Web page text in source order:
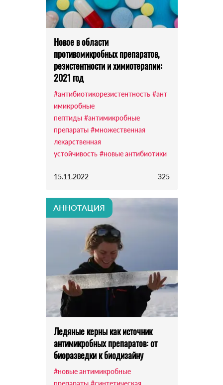
Новое в области
противомикробных препаратов,
резистентности и химиотерапии:
2021 год
#антибиотикорезистентность #ант
имикробные
пептиды #антимикробные
препараты #множественная
лекарственная
устойчивость #новые антибиотики
15.11.2022 325
АННОТАЦИЯ
Ледяные керны как источник
антимикробных препаратов: от
биоразведки к биодизайну
#новые антимикробные
препараты #синтетическая